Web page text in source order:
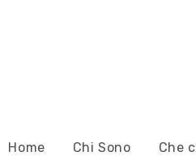
Home Chi Sono Che